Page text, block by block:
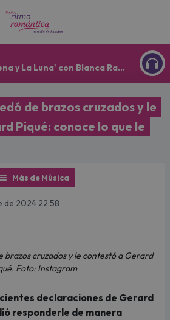
'Entre La Arena y La Luna' con Blanca Ramírez
de brazos cruzados y le
Piqué: conoce lo que le
Más de Música
de 2024 22:58
brazos cruzados y le contestó a Gerard
Foto: Instagram
declaraciones de Gerard
responderle de manera